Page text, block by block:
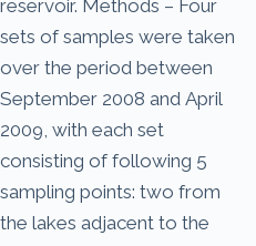
reservoir. Methods – Four
sets of samples were taken
over the period between
September 2008 and April
2009, with each set
consisting of following 5
sampling points: two from
the lakes adjacent to the